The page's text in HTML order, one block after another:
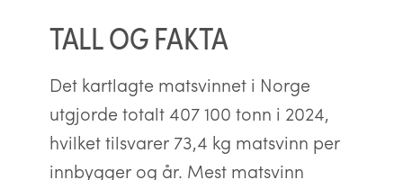
TALL OG FAKTA
Det kartlagte matsvinnet i Norge
utgjorde totalt 407 100 tonn i 2024,
hvilket tilsvarer 73,4 kg matsvinn per
innbygger og år. Mest matsvinn